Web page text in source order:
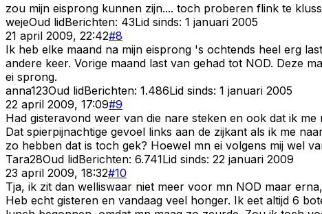
zou mijn eisprong kunnen zijn.... toch proberen flink te
wejeOud lidBerichten: 43Lid sinds: 1 januari 2005
21 april 2009, 22:42#8
Ik heb elke maand na mijn eisprong 's ochtends heel erg
andere keer. Vorige maand last van gehad tot NOD. Deze
ei sprong.
anna123Oud lidBerichten: 1.486Lid sinds: 1 januari 2005
22 april 2009, 17:09#9
Had gisteravond weer van die nare steken en ook dat ik
Dat spierpijnachtige gevoel links aan de zijkant als ik me
zo hebben dat is toch gek? Hoewel mn ei volgens mij wel
Tara28Oud lidBerichten: 6.741Lid sinds: 22 januari 2009
23 april 2009, 18:32#10
Tja, ik zit dan welliswaar niet meer voor mn NOD maar
Heb echt gisteren en vandaag veel honger. Ik eet altijd 6